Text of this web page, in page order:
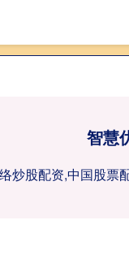
智慧
炒股配资,中国股